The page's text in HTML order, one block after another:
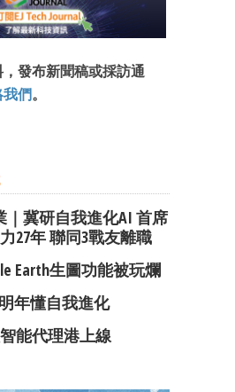
發布新聞稿或採訪通
們。
｜冀研自我進化AI 首席
27年 聯同3戰友離職
Earth生圖功能被玩爛
年懂自我進化
能代理港上線
成為 EJ Tech 會員
箱！